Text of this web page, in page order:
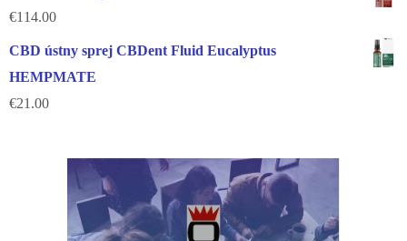
€114.00
CBD ústny sprej CBDent Fluid Eucalyptus
HEMPMATE
€21.00